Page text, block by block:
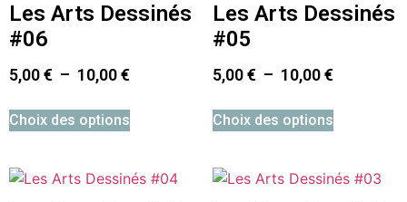
Les Arts Dessinés
#06
5,00€ – 10,00€
Choix des options
Les Arts Dessinés
#05
5,00€ – 10,00€
Choix des options